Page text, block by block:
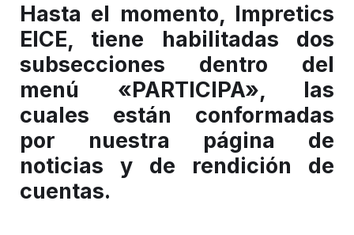
Hasta el momento, Impretics
EICE, tiene habilitadas dos
subsecciones dentro del
menú «PARTICIPA», las
cuales están conformadas
por nuestra página de
noticias y de rendición de
cuentas.